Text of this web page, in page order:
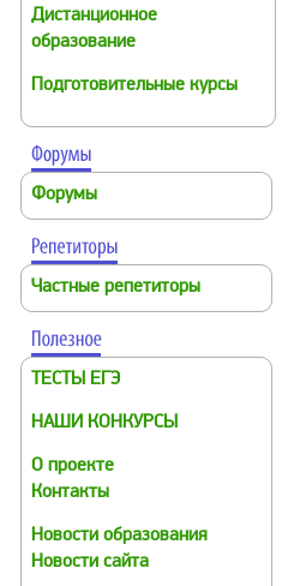
Дистанционное
образование
Подготовительные курсы
Форумы
Частные репетиторы
ТЕСТЫ ЕГЭ
НАШИ КОНКУРСЫ
О проекте
Контакты
Новости образования
Новости сайта